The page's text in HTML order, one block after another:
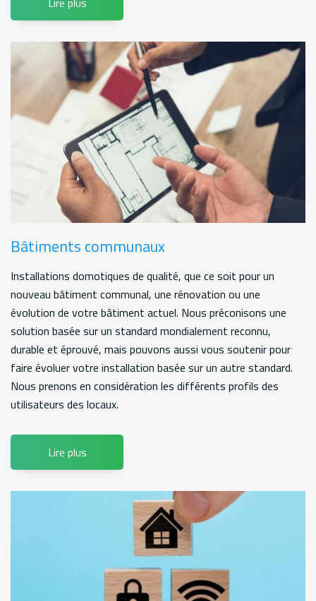
Bâtiments communaux
Installations domotiques de qualité, que ce soit pour un
nouveau bâtiment communal, une rénovation ou une
évolution de votre bâtiment actuel. Nous préconisons une
solution basée sur un standard mondialement reconnu,
durable et éprouvé, mais pouvons aussi vous soutenir pour
faire évoluer votre installation basée sur un autre standard.
Nous prenons en considération les différents profils des
utilisateurs des locaux.
Lire plus